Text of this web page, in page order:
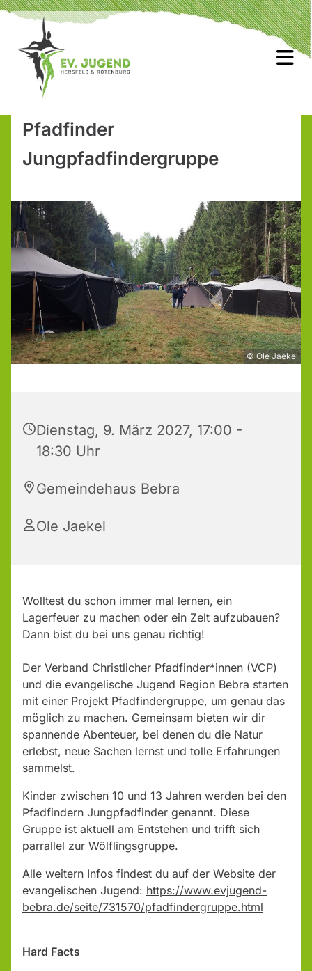
Pfadfinder
Jungpfadfindergruppe
© Ole Jaekel
Dienstag, 9. März 2027, 17:00 -
18:30 Uhr
Gemeindehaus Bebra
Ole Jaekel
Wolltest du schon immer mal lernen, ein
Lagerfeuer zu machen oder ein Zelt aufzubauen?
Dann bist du bei uns genau richtig!
Der Verband Christlicher Pfadfinder*innen (VCP)
und die evangelische Jugend Region Bebra starten
mit einer Projekt Pfadfindergruppe, um genau das
möglich zu machen. Gemeinsam bieten wir dir
spannende Abenteuer, bei denen du die Natur
erlebst, neue Sachen lernst und tolle Erfahrungen
sammelst.
Kinder zwischen 10 und 13 Jahren werden bei den
Pfadfindern Jungpfadfinder genannt. Diese
Gruppe ist aktuell am Entstehen und trifft sich
parrallel zur Wölflingsgruppe.
Alle weitern Infos findest du auf der Website der
evangelischen Jugend: https://www.evjugend-
bebra.de/seite/731570/pfadfindergruppe.html
Hard Facts